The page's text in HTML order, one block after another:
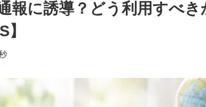
報に誘導？どう利用すべき